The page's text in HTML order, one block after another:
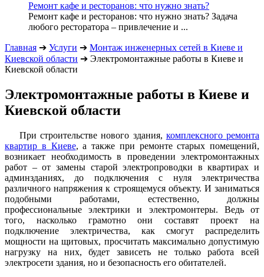
Ремонт кафе и ресторанов: что нужно знать?
Ремонт кафе и ресторанов: что нужно знать? Задача
любого ресторатора – привлечение и ...
Главная ➔ Услуги ➔ Монтаж инженерных сетей в Киеве и
Киевской области ➔ Электромонтажные работы в Киеве и
Киевской области
Электромонтажные работы в Киеве и
Киевской области
При строительстве нового здания, комплексного ремонта
квартир в Киеве, а также при ремонте старых помещений,
возникает необходимость в проведении электромонтажных
работ – от замены старой электропроводки в квартирах и
админзданиях, до подключения с нуля электричества
различного напряжения к строящемуся объекту. И заниматься
подобными работами, естественно, должны
профессиональные электрики и электромонтеры. Ведь от
того, насколько грамотно они составят проект на
подключение электричества, как смогут распределить
мощности на щитовых, просчитать максимально допустимую
нагрузку на них, будет зависеть не только работа всей
электросети здания, но и безопасность его обитателей.